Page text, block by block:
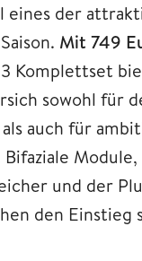
eines der
Mit 749
3 Komplettset
sowohl für
auch für
und der
den Einstieg